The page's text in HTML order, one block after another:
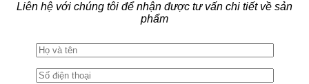
Liên hệ với chúng tôi để nhận được tư vấn chi tiết về sản
phẩm